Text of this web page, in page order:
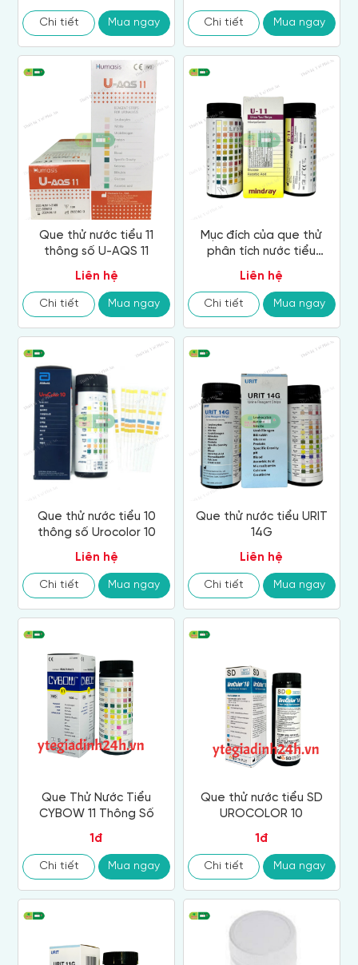
Strips)
Chi tiết Mua ngay Chi tiết Mua ngay
Que thử nước tiểu 11
thông số U-AQS 11
Liên hệ
Chi tiết Mua ngay
Mục đích của que thử
phân tích nước tiểu
Liên hệ
Chi tiết Mua ngay
Que thử nước tiểu 10
thông số Urocolor 10
Liên hệ
Chi tiết Mua ngay
Que thử nước tiểu URIT
14G
Liên hệ
Chi tiết Mua ngay
Que Thử Nước Tiểu
CYBOW 11 Thông Số
1đ
Chi tiết Mua ngay
Que thử nước tiểu SD
UROCOLOR 10
1đ
Chi tiết Mua ngay